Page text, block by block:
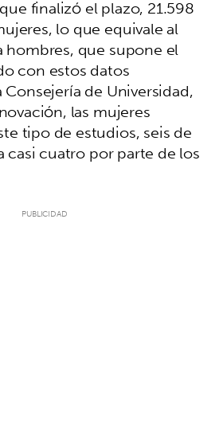
finalizó el plazo, 21.598
lo que equivale al
hombres, que supone el
con estos datos
de Universidad,
las mujeres
tipo de estudios, seis de
casi cuatro por parte de los